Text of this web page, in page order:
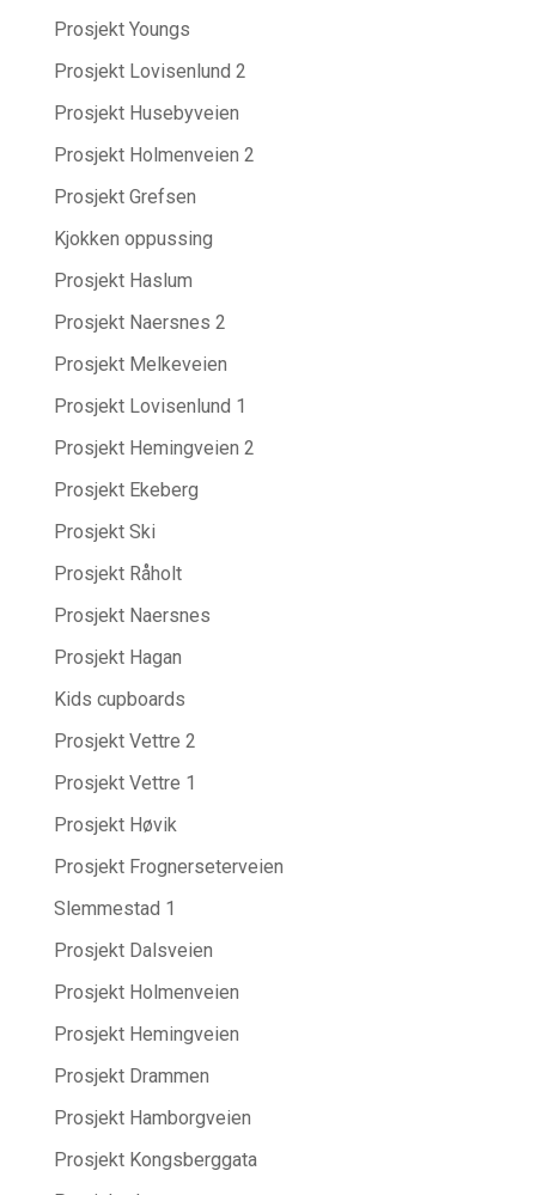
Prosjekt Youngs
Prosjekt Lovisenlund 2
Prosjekt Husebyveien
Prosjekt Holmenveien 2
Prosjekt Grefsen
Kjokken oppussing
Prosjekt Haslum
Prosjekt Naersnes 2
Prosjekt Melkeveien
Prosjekt Lovisenlund 1
Prosjekt Hemingveien 2
Prosjekt Ekeberg
Prosjekt Ski
Prosjekt Råholt
Prosjekt Naersnes
Prosjekt Hagan
Kids cupboards
Prosjekt Vettre 2
Prosjekt Vettre 1
Prosjekt Høvik
Prosjekt Frognerseterveien
Slemmestad 1
Prosjekt Dalsveien
Prosjekt Holmenveien
Prosjekt Hemingveien
Prosjekt Drammen
Prosjekt Hamborgveien
Prosjekt Kongsberggata